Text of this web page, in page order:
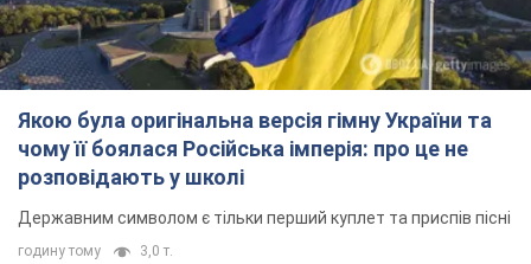
Олександру Пономарьову – 53: що
відомо про трьох дітей секс-
символа 90-х та який вигляд вони
За розвитком кар'єри артист не забував про
особисте щастя
6 годин тому
У ПриватБанку розповіли, чи дійсні